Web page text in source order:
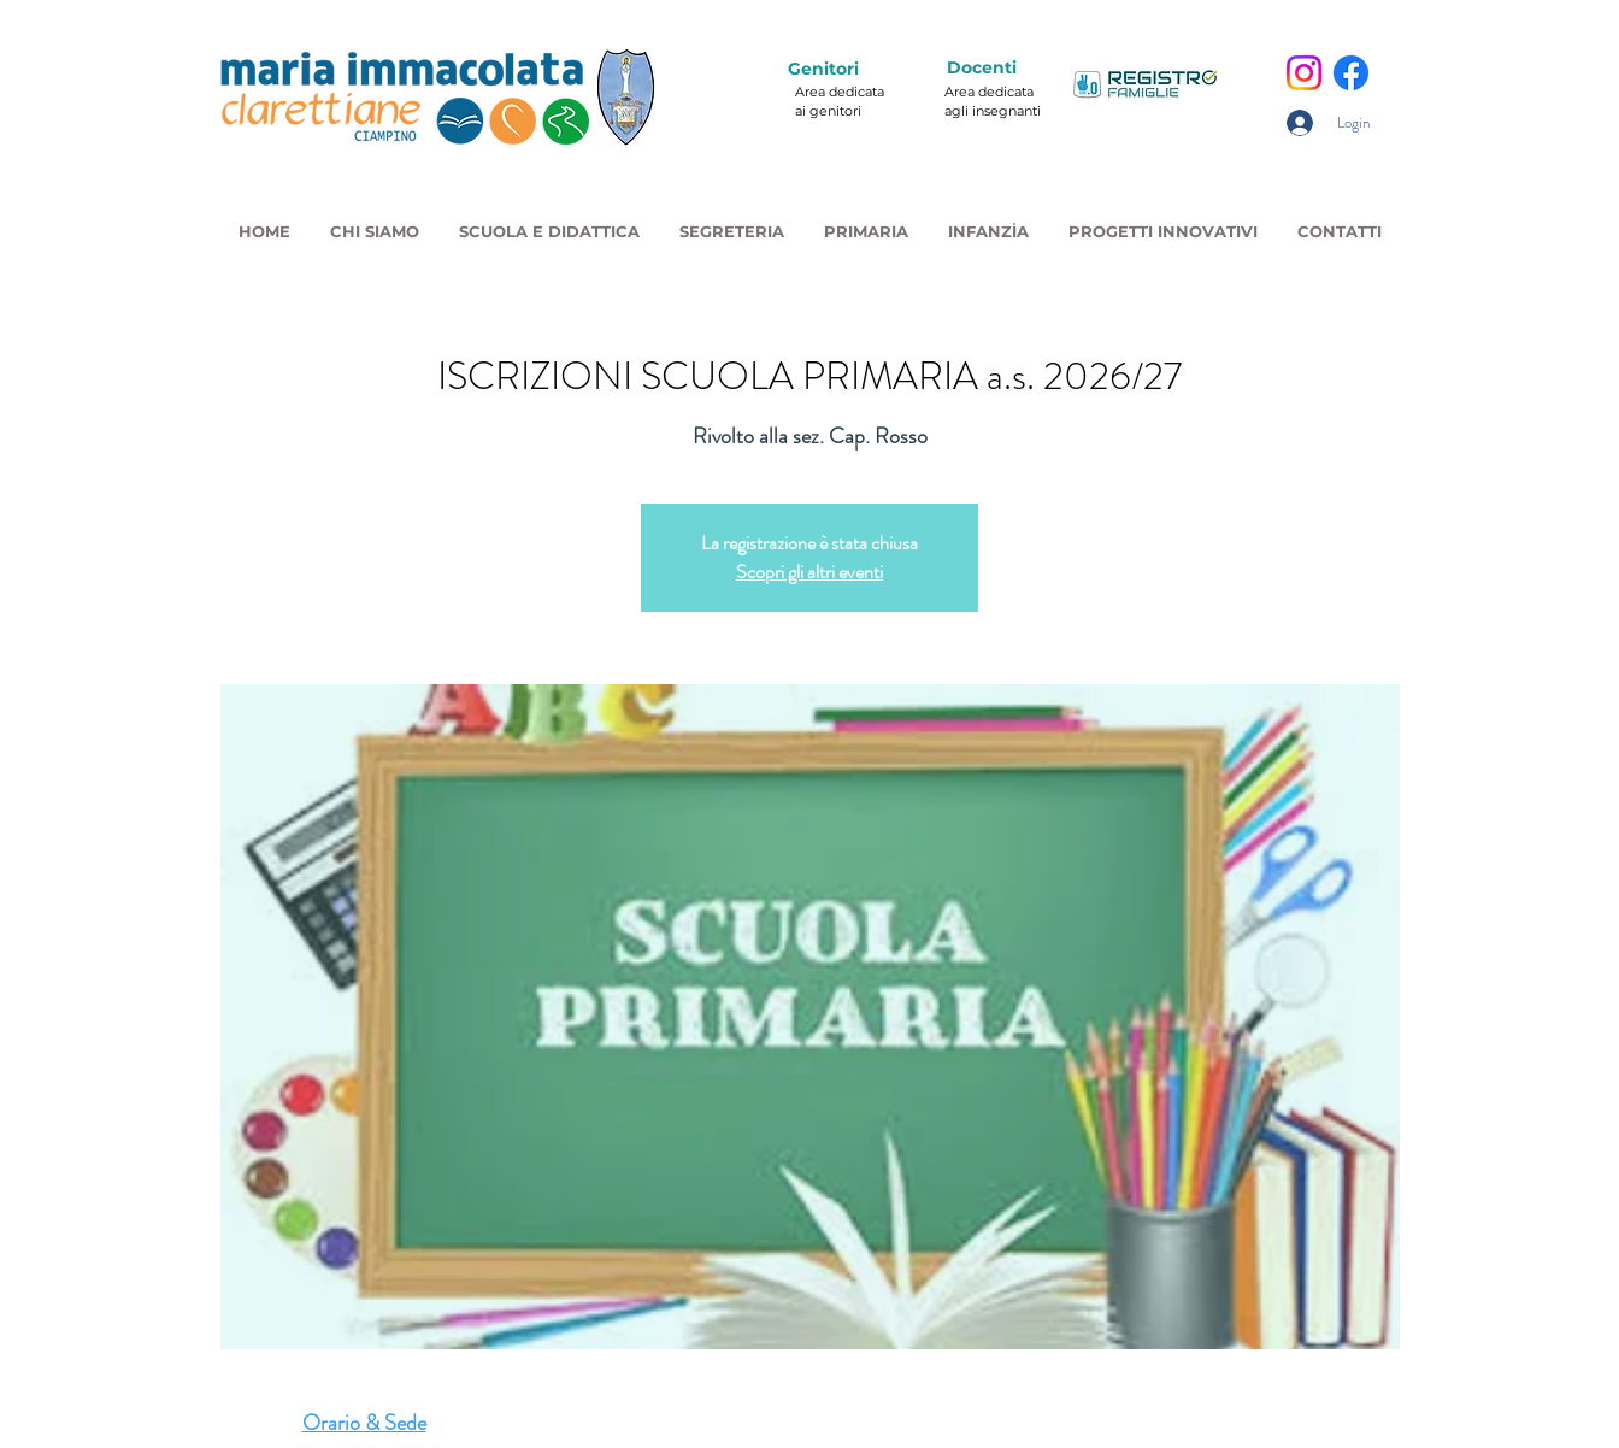
Area dedicata
ai genitori
Genitori Docenti
Area dedicata
agli insegnanti
Login
HOME CHI SIAMO SCUOLA E DIDATTICA SEGRETERIA PRIMARIA INFANZIA PROGETTI INNOVATIVI CONTATTI
ISCRIZIONI SCUOLA PRIMARIA a.s. 2026/27
Rivolto alla sez. Cap. Rosso
La registrazione è stata chiusa
Scopri gli altri eventi
Orario & Sede